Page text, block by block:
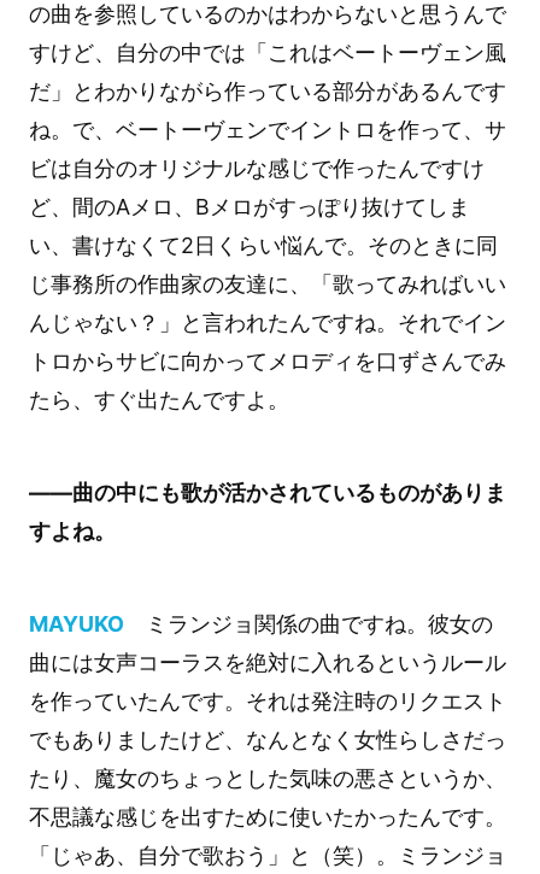
の曲を参照しているのかはわからないと思うんで
すけど、自分の中では「これはベートーヴェン風
だ」とわかりながら作っている部分があるんです
ね。で、ベートーヴェンでイントロを作って、サ
ビは自分のオリジナルな感じで作ったんですけ
ど、間のAメロ、Bメロがすっぽり抜けてしま
い、書けなくて2日くらい悩んで。そのときに同
じ事務所の作曲家の友達に、「歌ってみればいい
んじゃない？」と言われたんですね。それでイン
トロからサビに向かってメロディを口ずさんでみ
たら、すぐ出たんですよ。
――曲の中にも歌が活かされているものがありま
すよね。
MAYUKO ミランジョ関係の曲ですね。彼女の
曲には女声コーラスを絶対に入れるというルール
を作っていたんです。それは発注時のリクエスト
でもありましたけど、なんとなく女性らしさだっ
たり、魔女のちょっとした気味の悪さというか、
不思議な感じを出すために使いたかったんです。
「じゃあ、自分で歌おう」と（笑）。ミランジョ